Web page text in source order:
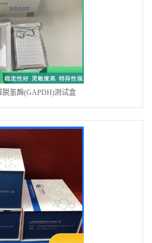
脱氢酶(GAPDH)测试盒